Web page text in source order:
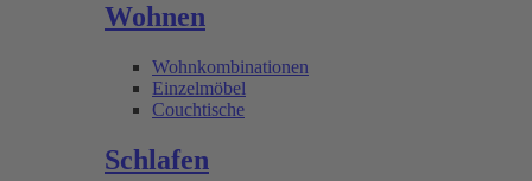
Wohnen
Wohnkombinationen
Einzelmöbel
Couchtische
Schlafen